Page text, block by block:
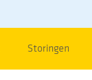
Storingen